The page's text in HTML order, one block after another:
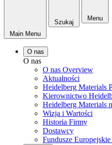
Main Menu
Szukaj
Menu
O nas
O nas
O nas Overview
Aktualności
Heidelberg Materials
Kierownictwo
Heidelberg Materials
Wizja i Wartości
Historia Firmy
Dostawcy
Fundusze